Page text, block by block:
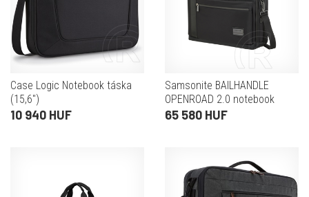
Case Logic Notebook táska
(15,6")
10 940 HUF
Samsonite BAILHANDLE
OPENROAD 2.0 notebook
táska (15,6", fekete)
65 580 HUF